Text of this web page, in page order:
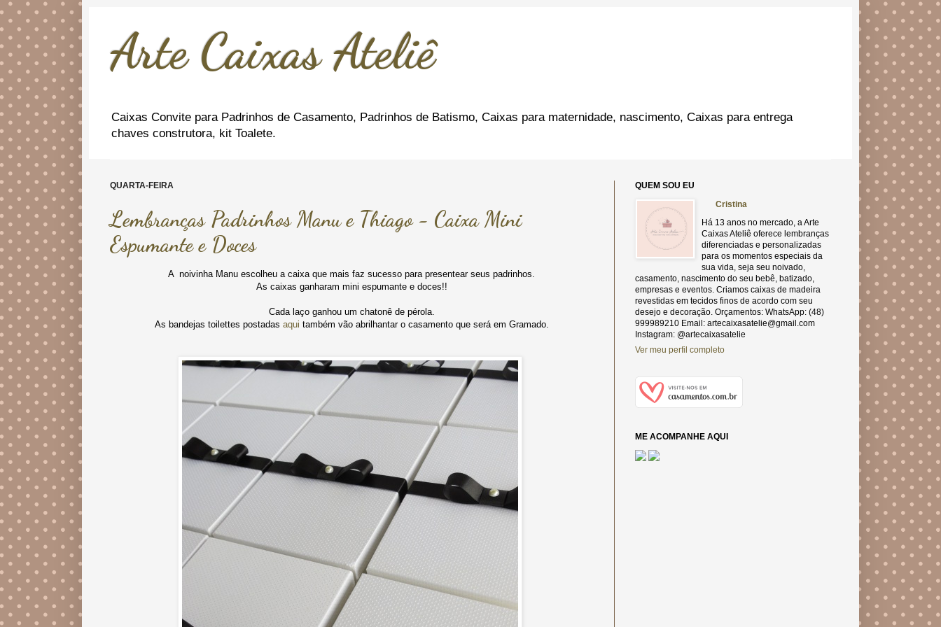
Arte Caixas Ateliê
Caixas Convite para Padrinhos de Casamento, Padrinhos de Batismo, Caixas para maternidade, nascimento, Caixas para entrega
chaves construtora, kit Toalete.
QUARTA-FEIRA
Lembranças Padrinhos Manu e Thiago - Caixa Mini
Espumante e Doces
A noivinha Manu escolheu a caixa que mais faz sucesso para presentear seus padrinhos.
As caixas ganharam mini espumante e doces!!
Cada laço ganhou um chatonê de pérola.
As bandejas toilettes postadas aqui também vão abrilhantar o casamento que será em Gramado.
QUEM SOU EU
Cristina
Há 13 anos no mercado, a Arte
Caixas Ateliê oferece lembranças
diferenciadas e personalizadas
para os momentos especiais da
sua vida, seja seu noivado,
casamento, nascimento do seu bebê, batizado,
empresas e eventos. Criamos caixas de madeira
revestidas em tecidos finos de acordo com seu
desejo e decoração. Orçamentos: WhatsApp: (48)
999989210 Email: artecaixasatelie@gmail.com
Instagram: @artecaixasatelie
Ver meu perfil completo
ME ACOMPANHE AQUI